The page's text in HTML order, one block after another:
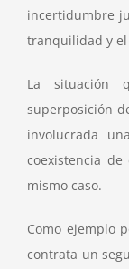
incertidumbre
tranquilidad y
La situación
superposición
involucrada
coexistencia
mismo caso.
Como ejemplo
contrata un